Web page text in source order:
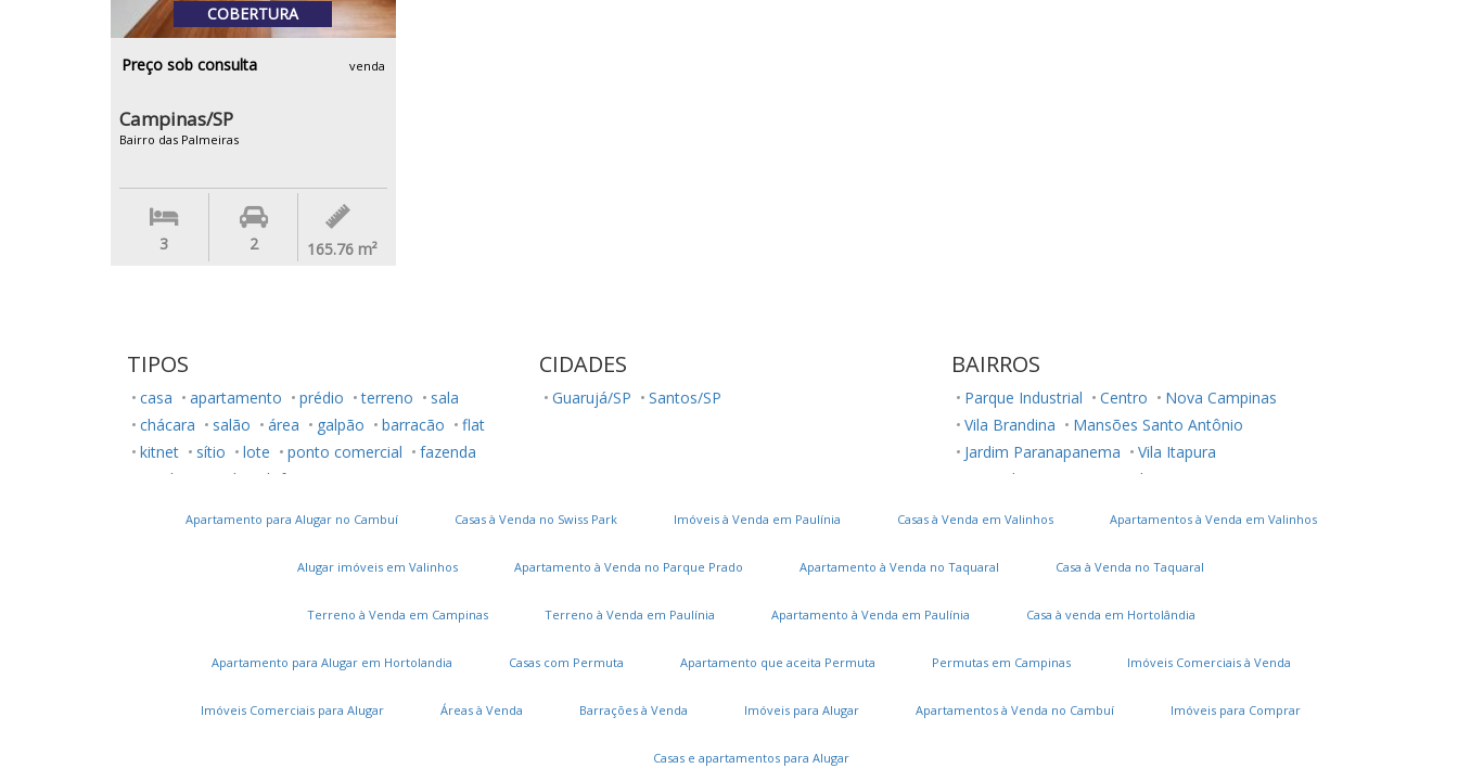
COBERTURA
Preço sob consulta venda
Campinas/SP
Bairro das Palmeiras
3 2 165.76 m²
TIPOS
casa apartamento prédio terreno
sala
chácara
salão área galpão barracão
flat
kitnet
sítio lote ponto comercial
fazenda
rancho
studio loft
CIDADES
Guarujá/SP Santos/SP
BAIRROS
Parque Industrial Centro
Nova Campinas
Vila Brandina
Mansões Santo Antônio
Jardim Paranapanema
Vila Itapura
Fazenda São Quirino
Vila João Jorge
Loteamento Alphaville Campinas
Apartamento para Alugar no Cambuí Casas à Venda no Swiss Park Imóveis à Venda em Paulínia Casas à Venda em Valinhos Apartamentos à Venda em Valinhos
Alugar imóveis em Valinhos Apartamento à Venda no Parque Prado Apartamento à Venda no Taquaral Casa à Venda no Taquaral
Terreno à Venda em Campinas Terreno à Venda em Paulínia Apartamento à Venda em Paulínia Casa à venda em Hortolândia
Apartamento para Alugar em Hortolandia Casas com Permuta Apartamento que aceita Permuta Permutas em Campinas Imóveis Comerciais à Venda
Imóveis Comerciais para Alugar Áreas à Venda Barrações à Venda Imóveis para Alugar Apartamentos à Venda no Cambuí Imóveis para Comprar
Casas e apartamentos para Alugar